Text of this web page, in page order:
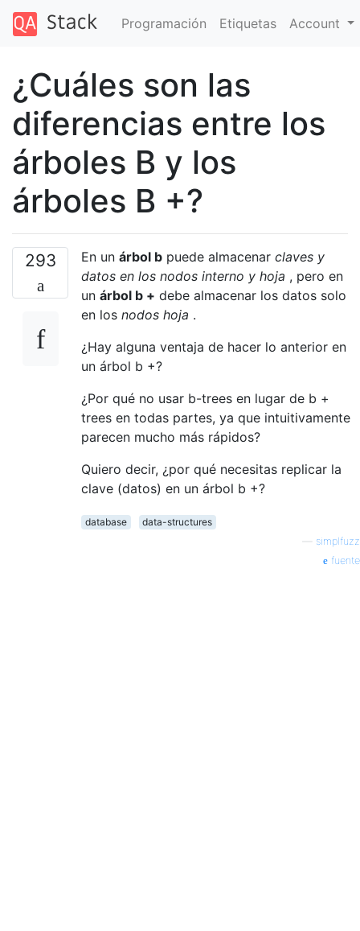
Programación Etiquetas Account
¿Cuáles son las
diferencias entre los
árboles B y los
árboles B +?
293 En un árbol b puede almacenar claves y
datos en los nodos interno y hoja , pero en
un árbol b + debe almacenar los datos solo
en los nodos hoja .
¿Hay alguna ventaja de hacer lo anterior en
un árbol b +?
¿Por qué no usar b-trees en lugar de b +
trees en todas partes, ya que intuitivamente
parecen mucho más rápidos?
Quiero decir, ¿por qué necesitas replicar la
clave (datos) en un árbol b +?
database
data-structures
simplfuzz
fuente